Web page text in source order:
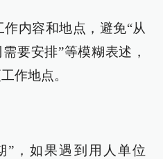
内容和地点，避免“从
要安排”等模糊表述，
作地点。
”，如果遇到用人单位